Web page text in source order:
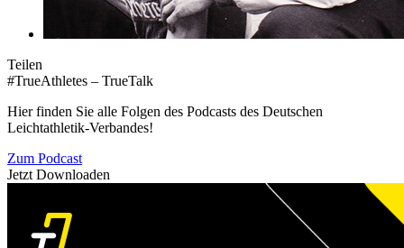
Teilen
#TrueAthletes – TrueTalk
Hier finden Sie alle Folgen des Podcasts des Deutschen
Leichtathletik-Verbandes!
Zum Podcast
Jetzt Downloaden